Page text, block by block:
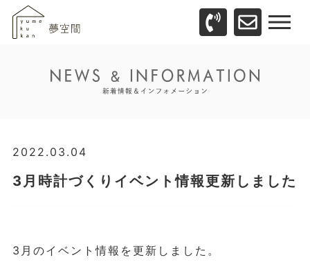
2022.03.04
3月時計づくりイベント情報更新しました
3月のイベント情報を更新しました。